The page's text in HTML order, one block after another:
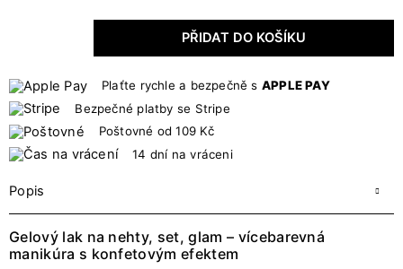
PŘIDAT DO KOŠÍKU
Plaťte rychle a bezpečně s APPLE PAY
Bezpečné platby se Stripe
Poštovné od 109 Kč
14 dní na vráceni
Popis
Gelový lak na nehty, set, glam – vícebarevná
manikúra s konfetovým efektem